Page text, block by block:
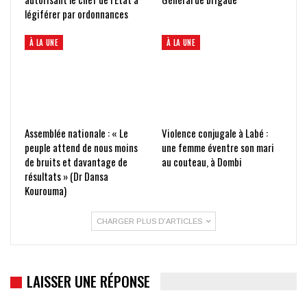
légiférer par ordonnances
À LA UNE
Assemblée nationale : « Le
peuple attend de nous moins
de bruits et davantage de
résultats » (Dr Dansa
Kourouma)
À LA UNE
Violence conjugale à Labé :
une femme éventre son mari
au couteau, à Dombi
CHARGER PLUS D'ARTICLES
LAISSER UNE RÉPONSE